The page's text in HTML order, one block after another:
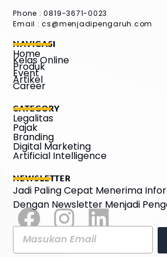
Phone : 0819-3671-0023
Email :cs@menjadipengaruh.com
NAVIGASI
Home
Kelas Online
Produk
Event
Artikel
Career
CATEGORY
Legalitas
Pajak
Branding
Digital Marketing
Artificial Intelligence
NEWSLETTER
Jadi Paling Cepat Menerima
Dengan Newsletter Menjadi